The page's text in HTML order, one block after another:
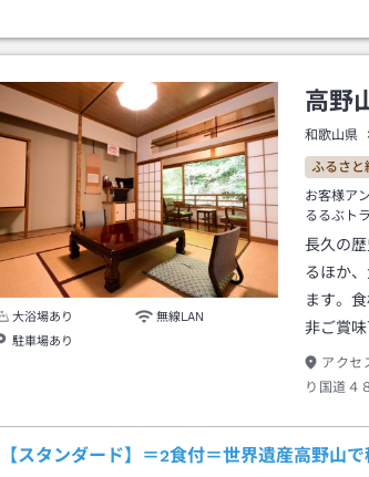
大浴場あり
無線LAN
駐車場あり
高野
和歌山県
ふるさと
お客様ア
るるぶト
長久の
るほか
ます。
非ご賞味
アクセ
り国道４
【スタンダード】＝2食付＝世界遺産高野山